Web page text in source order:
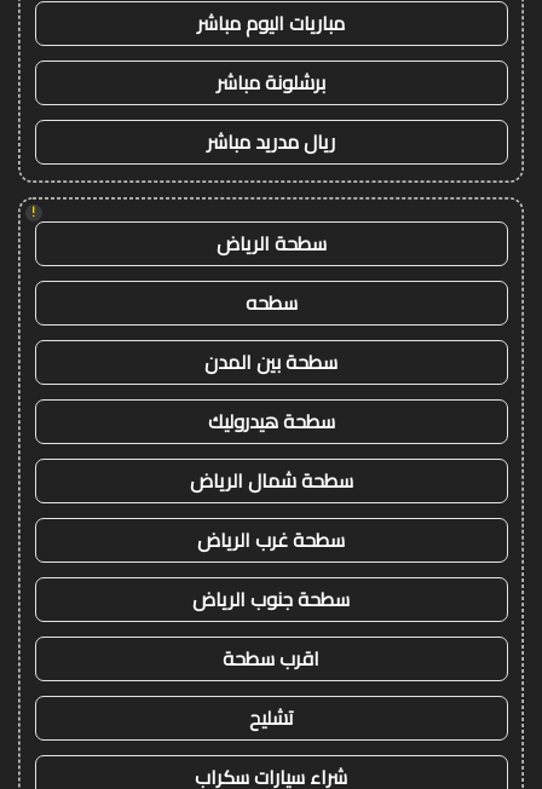
مباريات اليوم مباشر
برشلونة مباشر
ريال مدريد مباشر
!
سطحة الرياض
سطحه
سطحة بين المدن
سطحة هيدروليك
سطحة شمال الرياض
سطحة غرب الرياض
سطحة جنوب الرياض
اقرب سطحة
تشليح
شراء سيارات سكراب